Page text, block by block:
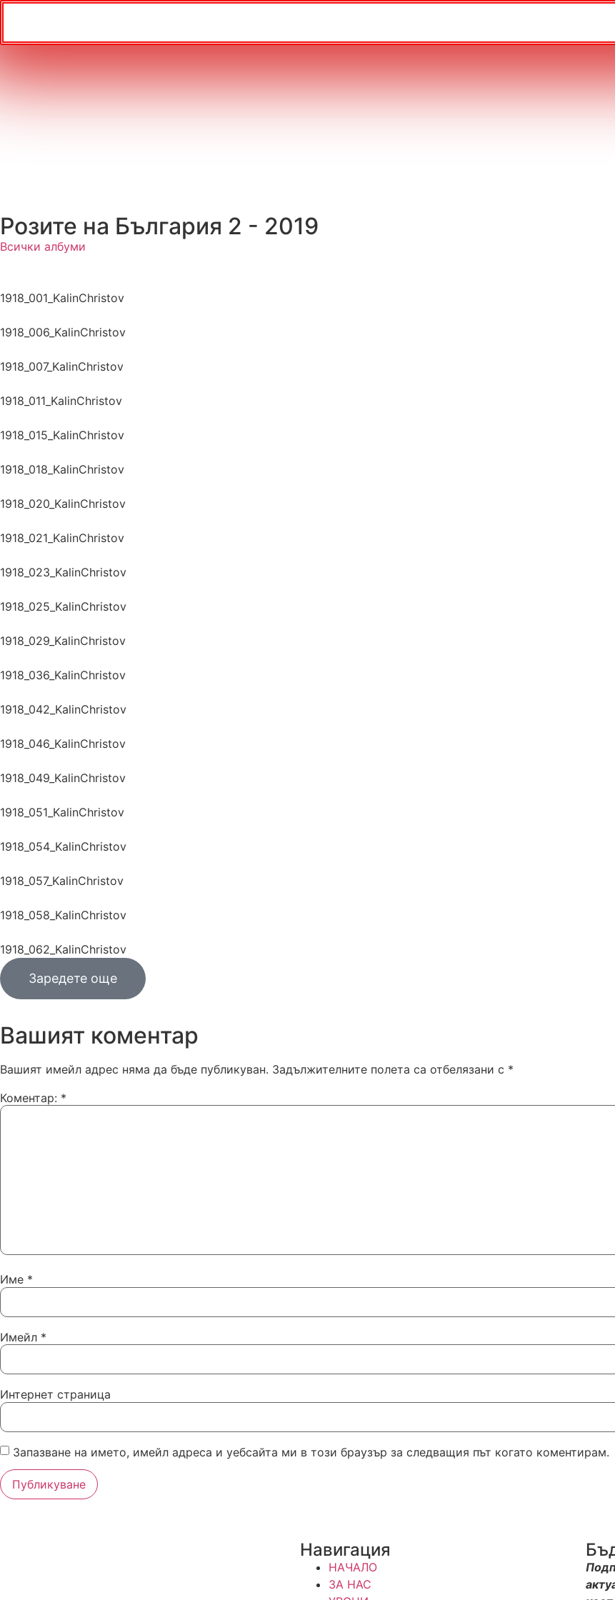
Розите на България 2 - 2019
Всички албуми
1918_001_KalinChristov
1918_006_KalinChristov
1918_007_KalinChristov
1918_011_KalinChristov
1918_015_KalinChristov
1918_018_KalinChristov
1918_020_KalinChristov
1918_021_KalinChristov
1918_023_KalinChristov
1918_025_KalinChristov
1918_029_KalinChristov
1918_036_KalinChristov
1918_042_KalinChristov
1918_046_KalinChristov
1918_049_KalinChristov
1918_051_KalinChristov
1918_054_KalinChristov
1918_057_KalinChristov
1918_058_KalinChristov
1918_062_KalinChristov
Заредете още
Вашият коментар
Вашият имейл адрес няма да бъде публикуван. Задължителните полета са отбелязани с *
Коментар: *
Име *
Имейл *
Интернет страница
Запазване на името, имейл адреса и уебсайта ми в този браузър за следващия път когато коментирам.
Навигация
НАЧАЛО
ЗА НАС